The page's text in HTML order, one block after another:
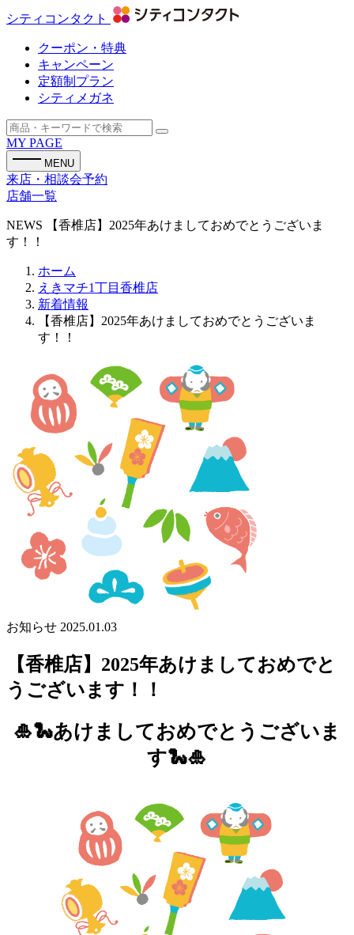
シティコンタクト
クーポン・特典
キャンペーン
定額制プラン
シティメガネ
MY PAGE
MENU
来店・相談会予約
店舗一覧
NEWS
【香椎店】2025年あけましておめでとうございま
す！！
ホーム
えきマチ1丁目香椎店
新着情報
【香椎店】2025年あけましておめでとうございま
す！！
お知らせ 2025.01.03
【香椎店】2025年あけましておめでと
うございます！！
🎍🐍あけましておめでとうございま
す🐍🎍